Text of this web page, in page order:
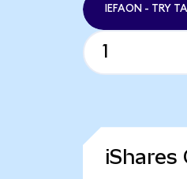
IEFAON - TRY
iShares